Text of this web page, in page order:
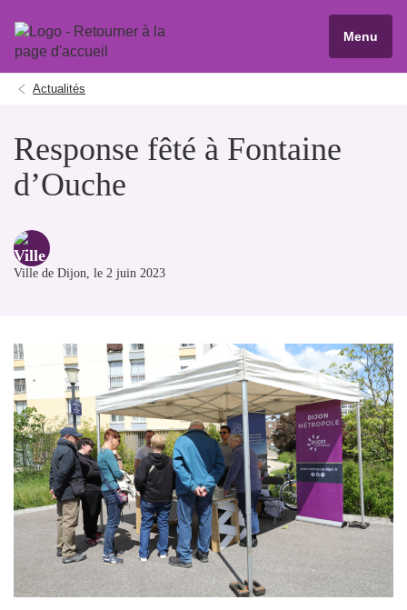
Menu
Actualités
Response fêté à Fontaine
d’Ouche
Ville de Dijon, le 2 juin 2023